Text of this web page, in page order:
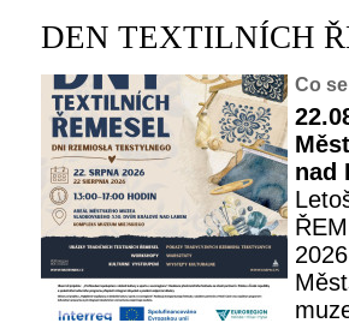
DEN TEXTILNÍCH
Co
nad